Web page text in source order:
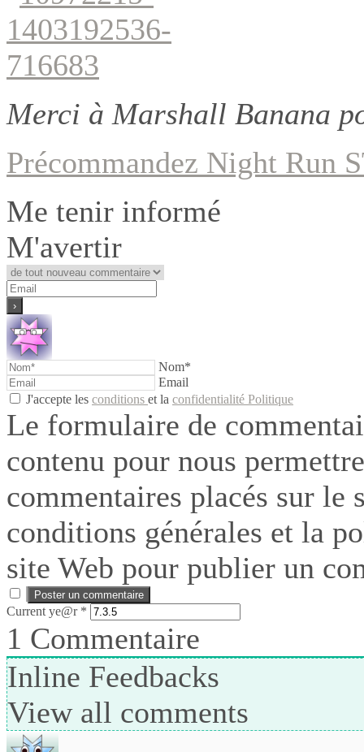
Merci à Marshall Banana
Précommandez Night Run
Me tenir informé
M'avertir
Nom*
Email
J'accepte les conditions et la confidentialité Politique
Le formulaire de
contenu pour nous
commentaires placés sur
conditions générales et la
site Web pour publier un
Current ye@r *
1 Commentaire
Inline Feedbacks
View all comments